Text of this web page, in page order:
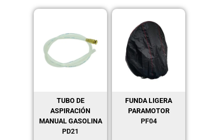
TUBO DE
ASPIRACIÓN
MANUAL GASOLINA
PD21
FUNDA LIGERA
PARAMOTOR
PF04